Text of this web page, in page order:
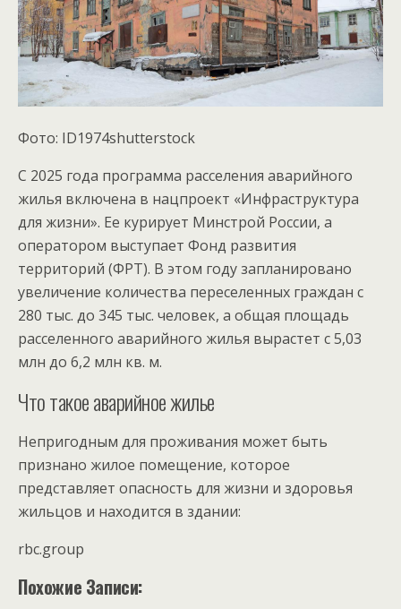
Фото: ID1974shutterstock
С 2025 года программа расселения аварийного
жилья включена в нацпроект «Инфраструктура
для жизни». Ее курирует Минстрой России, а
оператором выступает Фонд развития
территорий (ФРТ). В этом году запланировано
увеличение количества переселенных граждан с
280 тыс. до 345 тыс. человек, а общая площадь
расселенного аварийного жилья вырастет с 5,03
млн до 6,2 млн кв. м.
Что такое аварийное жилье
Непригодным для проживания может быть
признано жилое помещение, которое
представляет опасность для жизни и здоровья
жильцов и находится в здании:
rbc.group
Похожие Записи: